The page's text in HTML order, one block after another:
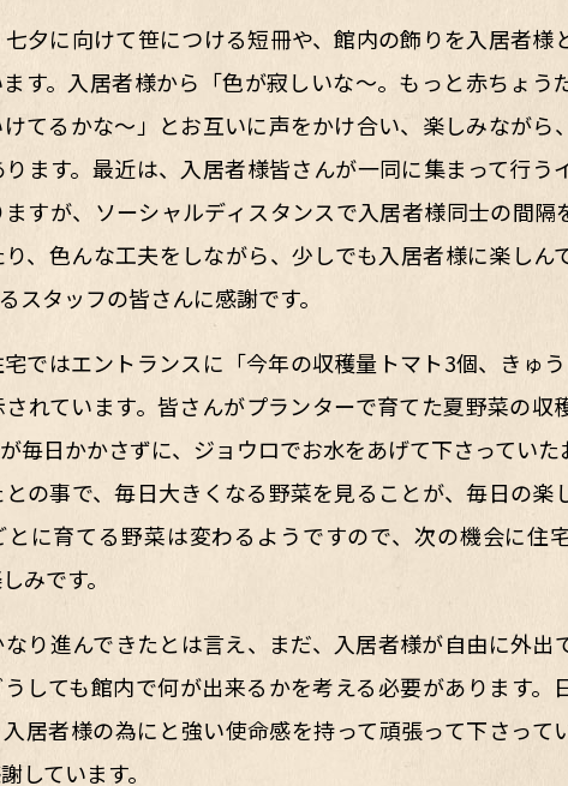
夕に向けて笹につける短冊や、館内の飾りを入居者様
す。入居者様から「色が寂しいな～。もっと赤ちょう
てるかな～」とお互いに声をかけ合い、楽しみながら
ます。最近は、入居者様皆さんが一同に集まって行う
すが、ソーシャルディスタンスで入居者様同士の間隔
、色んな工夫をしながら、少しでも入居者様に楽しん
スタッフの皆さんに感謝です。
ではエントランスに「今年の収穫量トマト3個、きゅ
れています。皆さんがプランターで育てた夏野菜の収
毎日かかさずに、ジョウロでお水をあげて下さっていた
の事で、毎日大きくなる野菜を見ることが、毎日の楽
とに育てる野菜は変わるようですので、次の機会に住
みです。
り進んできたとは言え、まだ、入居者様が自由に外出
しても館内で何が出来るかを考える必要があります。
居者様の為にと強い使命感を持って頑張って下さって
しています。